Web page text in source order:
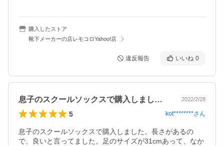
購入したストア
靴下メーカーの店レモコロYahoo!店
違反報告 いいね 0
息子のスクールソックスで購入しました。… 2022/2/28
5 kot********さん
息子のスクールソックスで購入しました。長さがあるの
で、良いと言ってました。足のサイズが31cmあって、なか